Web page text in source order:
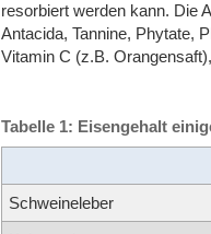
resorbiert werden kann. Die
Antacida, Tannine, Phytate,
Vitamin C (z.B.
Tabelle 1: Eisengehalt
Schweineleber